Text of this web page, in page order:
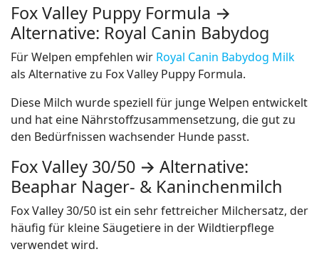
Fox Valley Puppy Formula →
Alternative: Royal Canin Babydog
Für Welpen empfehlen wir Royal Canin Babydog Milk
als Alternative zu Fox Valley Puppy Formula.
Diese Milch wurde speziell für junge Welpen entwickelt
und hat eine Nährstoffzusammensetzung, die gut zu
den Bedürfnissen wachsender Hunde passt.
Fox Valley 30/50 → Alternative:
Beaphar Nager- & Kaninchenmilch
Fox Valley 30/50 ist ein sehr fettreicher Milchersatz, der
häufig für kleine Säugetiere in der Wildtierpflege
verwendet wird.